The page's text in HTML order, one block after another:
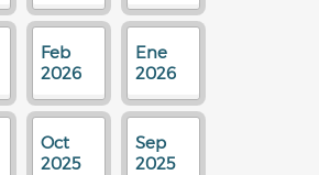
Feb
2026
Ene
2026
Oct
2025
Sep
2025